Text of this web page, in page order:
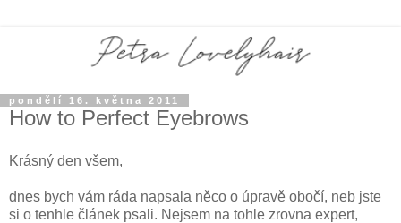
pondělí 16. května 2011
How to Perfect Eyebrows
Krásný den všem,
dnes bych vám ráda napsala něco o úpravě obočí, neb jste
si o tenhle článek psali. Nejsem na tohle zrovna expert,